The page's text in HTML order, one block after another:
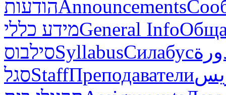
הודעותAnnouncements
מידע כלליGeneral Info
סילבוסSyllabusСилабус
סגלStaffПреподаватели